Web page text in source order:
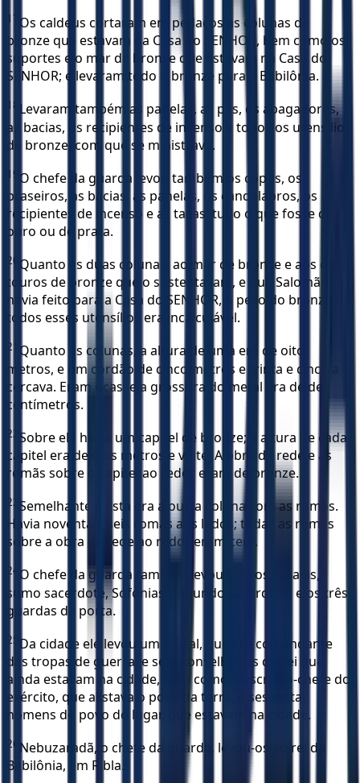
17 Os caldeus cortaram em pedaços as colunas de
bronze que estavam na Casa do SENHOR, bem como os
suportes e o mar de bronze que estavam na Casa do
SENHOR; e levaram todo o bronze para a Babilônia.
18 Levaram também as panelas, as pás, os apagadores,
as bacias, os recipientes de incenso e todos os utensílios
de bronze, com que se ministrava.
19 O chefe da guarda levou também os copos, os
braseiros, as bacias, as panelas, os candelabros, os
recipientes de incenso e as taças, tudo o que fosse de
ouro ou de prata.
20 Quanto às duas colunas, ao mar de bronze e aos doze
touros de bronze que o sustentavam, e que Salomão
havia feito para a Casa do SENHOR, o peso do bronze de
todos esses utensílios era incalculável.
21
Quanto às colunas, a altura de uma era de oito
metros, e um cordão de cinco metros e trinta e cinco a
cercava. Eram ocas, e a grossura do metal era de dez
centímetros.
22 Sobre ela havia um capitel de bronze; a altura de cada
capitel era de dois metros e vinte. A obra de rede e as
romãs sobre o capitel ao redor eram de bronze.
23 Semelhante a esta era a outra coluna com as romãs.
Havia noventa e seis romãs aos lados; todas as romãs
sobre a obra de rede ao redor eram cem.
24 O chefe da guarda também levou cativos Seraías,
sumo sacerdote, Sofonias, segundo sacerdote, e os três
guardas da porta.
25 Da cidade ele levou um oficial, que era comandante
das tropas de guerra, e sete conselheiros do rei que
ainda estavam na cidade, bem como o escrivão-chefe do
exército, que alistava o povo da terra, e sessenta
homens do povo do lugar, que estavam na cidade.
26 Nebuzaradã, o chefe da guarda, levou-os ao rei da
Babilônia, em Ribla.